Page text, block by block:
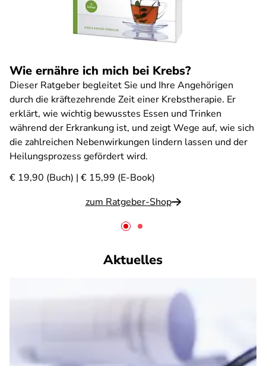
Wie ernähre ich mich bei Krebs?
Dieser Ratgeber begleitet Sie und Ihre Angehörigen
durch die kräftezehrende Zeit einer Krebstherapie. Er
erklärt, wie wichtig bewusstes Essen und Trinken
während der Erkrankung ist, und zeigt Wege auf, wie sich
die zahlreichen Nebenwirkungen lindern lassen und der
Heilungsprozess gefördert wird.
€ 19,90 (Buch) | € 15,99 (E-Book)
zum Ratgeber-Shop
Aktuelles